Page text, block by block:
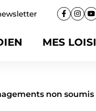
Facebook
MES
non soumis